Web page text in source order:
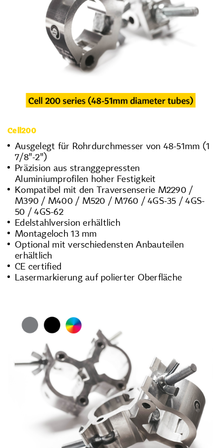
Cell200
Ausgelegt für Rohrdurchmesser von 48-51mm (1
7/8"-2")
Präzision aus stranggepressten
Aluminiumprofilen hoher Festigkeit
Kompatibel mit den Traversenserie M2290 /
M390 / M400 / M520 / M760 / 4GS-35 / 4GS-
50 / 4GS-62
Edelstahlversion erhältlich
Montageloch 13 mm
Optional mit verschiedensten Anbauteilen
erhältlich
CE certified
Lasermarkierung auf polierter Oberfläche